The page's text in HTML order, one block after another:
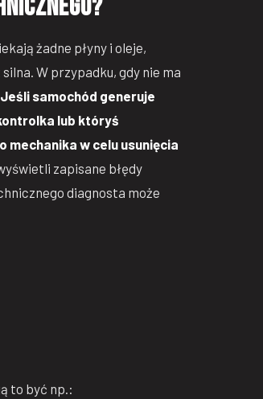
żadne płyny i oleje,
W przypadku, gdy nie ma
Jeśli samochód generuje
lub któryś
mechanika w celu usunięcia
zapisane błędy
diagnosta może
to być np.: